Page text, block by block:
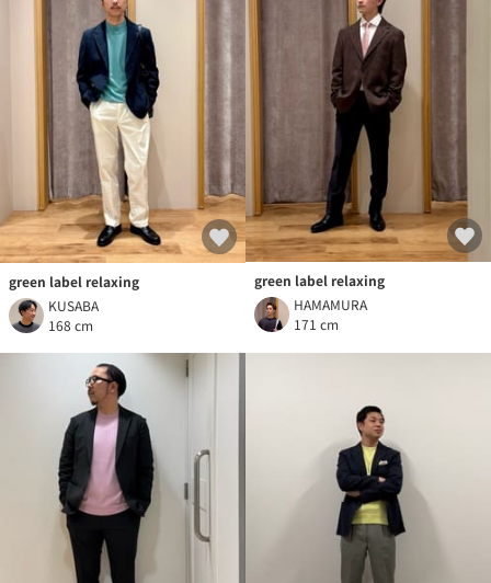
green label relaxing
KUSABA
168 cm
green label relaxing
HAMAMURA
171 cm